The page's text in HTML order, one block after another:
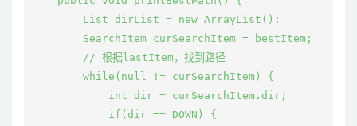
        List
dirList = new ArrayList ();
        SearchItem curSearchItem = bestItem;
        // 根据lastItem，找到路径
        while(null != curSearchItem) {
            int dir = curSearchItem.dir;
            if(dir == DOWN) {